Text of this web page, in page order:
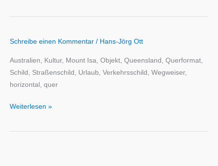
Schreibe einen Kommentar / Hans-Jörg Ott
Australien, Kultur, Mount Isa, Objekt, Queensland, Querformat,
Schild, Straßenschild, Urlaub, Verkehrsschild, Wegweiser,
horizontal, quer
Weiterlesen »